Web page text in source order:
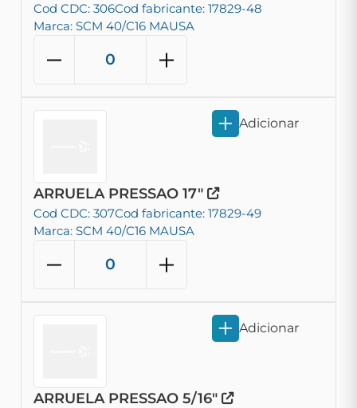
Cod CDC: 306Cod fabricante: 17829-48
Marca: SCM 40/C16 MAUSA
ARRUELA PRESSAO 17"
Cod CDC: 307Cod fabricante: 17829-49
Marca: SCM 40/C16 MAUSA
Adicionar
ARRUELA PRESSAO 5/16"
Adicionar